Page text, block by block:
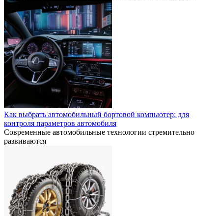
Как выбрать автомобильный бортовой компьютер: для
контроля параметров автомобиля
Современные автомобильные технологии стремительно
развиваются